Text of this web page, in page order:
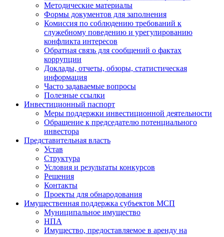
Методические материалы
Формы документов для заполнения
Комиссия по соблюдению требований к
служебному поведению и урегулированию
конфликта интересов
Обратная связь для сообщений о фактах
коррупции
Доклады, отчеты, обзоры, статистическая
информация
Часто задаваемые вопросы
Полезные ссылки
Инвестиционный паспорт
Меры поддержки инвестиционной деятельности
Обращение к председателю потенциального
инвестора
Представительная власть
Устав
Структура
Условия и результаты конкурсов
Решения
Контакты
Проекты для обнародования
Имущественная поддержка субъектов МСП
Муниципальное имущество
НПА
Имущество, предоставляемое в аренду на